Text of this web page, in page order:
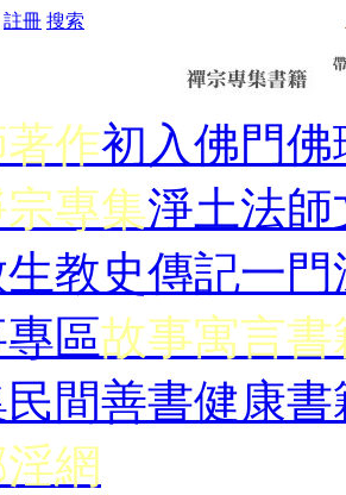
註冊 搜索
作初入佛門佛
專集淨土法師
教史傳記一門
區故事寓言書
民間善書健康書
網